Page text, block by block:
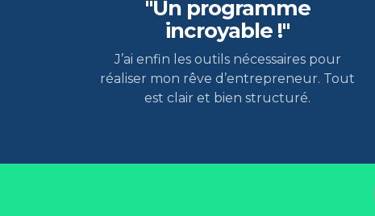
"Un programme
incroyable !"
J’ai enfin les outils nécessaires pour
réaliser mon rêve d’entrepreneur. Tout
est clair et bien structuré.